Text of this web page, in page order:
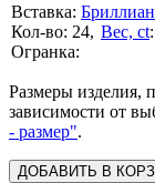
24 Вес, ct:
Размеры изделия,
зависимости от
- размер".
ДОБАВИТЬ В